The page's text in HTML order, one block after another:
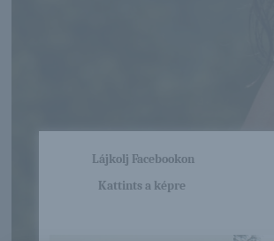
Lájkolj Facebookon
Kattints a képre